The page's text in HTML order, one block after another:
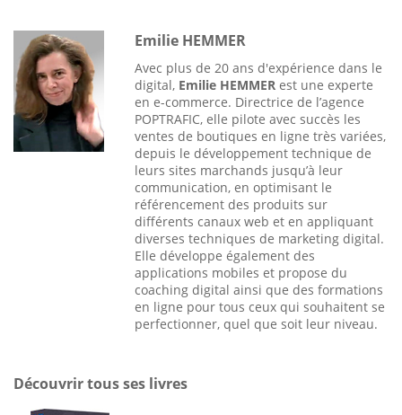
Emilie HEMMER
Avec plus de 20 ans d'expérience dans le
digital, Emilie HEMMER est une experte
en e-commerce. Directrice de l’agence
POPTRAFIC, elle pilote avec succès les
ventes de boutiques en ligne très variées,
depuis le développement technique de
leurs sites marchands jusqu’à leur
communication, en optimisant le
référencement des produits sur
différents canaux web et en appliquant
diverses techniques de marketing digital.
Elle développe également des
applications mobiles et propose du
coaching digital ainsi que des formations
en ligne pour tous ceux qui souhaitent se
perfectionner, quel que soit leur niveau.
Découvrir tous ses livres